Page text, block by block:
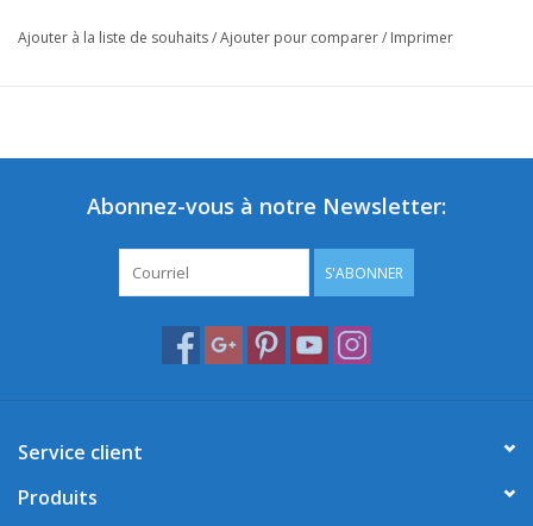
Ajouter à la liste de souhaits/Ajouter pour comparer/ Imprimer
Abonnez-vous à notre Newsletter:
S'ABONNER
Service client
Produits